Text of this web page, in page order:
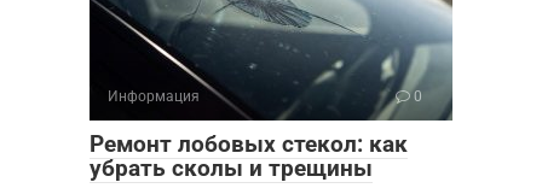
Информация 0
Ремонт лобовых стекол: как
убрать сколы и трещины